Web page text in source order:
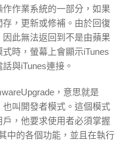
作業系統的一部分，如果
，更新或修補。由於回復
此無法返回到不是由蘋果
時，螢幕上會顯示iTunes
與iTunes連接。
，意思就是
叫開發者模式。這個模式
，他要求使用者必須掌握
中的各個功能，並且在執行